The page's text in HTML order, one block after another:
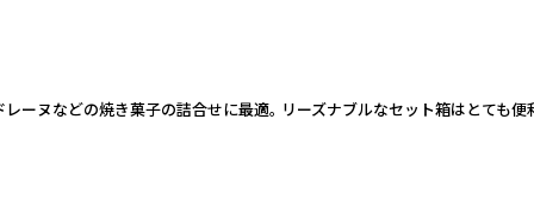
どの焼き菓子の詰合せに最適。 リーズナブルなセット箱はとて